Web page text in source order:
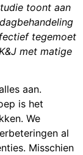
toont aan
tegemoet
met matige
aan.
is het
We
al
Misschien